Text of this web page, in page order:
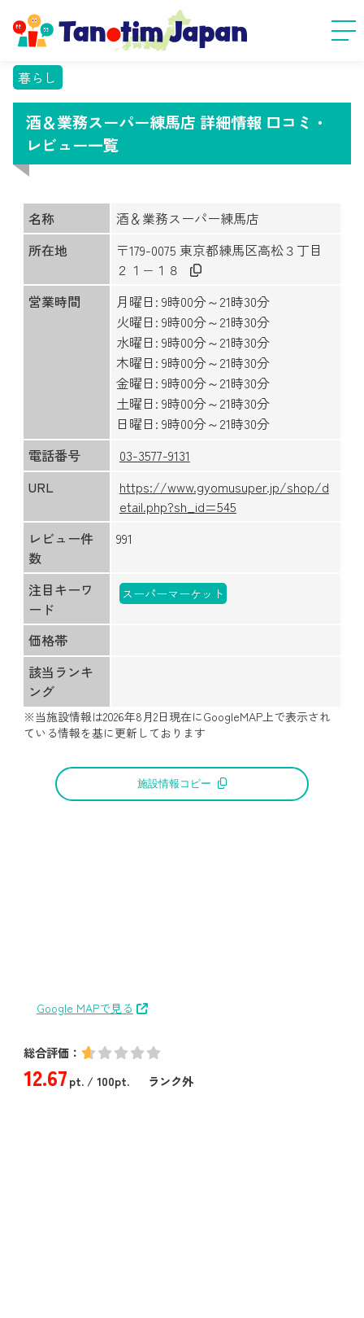
暮らし
酒＆業務スーパー練馬店 詳細情報 口コミ・
レビュー一覧
名称
酒＆業務スーパー練馬店
所在地
〒179-0075 東京都練馬区高松３丁目
２１−１８
営業時間
月曜日: 9時00分～21時30分
火曜日: 9時00分～21時30分
水曜日: 9時00分～21時30分
木曜日: 9時00分～21時30分
金曜日: 9時00分～21時30分
土曜日: 9時00分～21時30分
日曜日: 9時00分～21時30分
電話番号
03-3577-9131
URL
https://www.gyomusuper.jp/shop/d
etail.php?sh_id=545
レビュー件
数
991
注目キーワ
ード
スーパーマーケット
価格帯
該当ランキ
ング
※当施設情報は2026年8月2日現在にGoogleMAP上で表示され
ている情報を基に更新しております
施設情報コピー
Google MAPで見る
総合評価：
12.67pt./ 100pt. ランク外